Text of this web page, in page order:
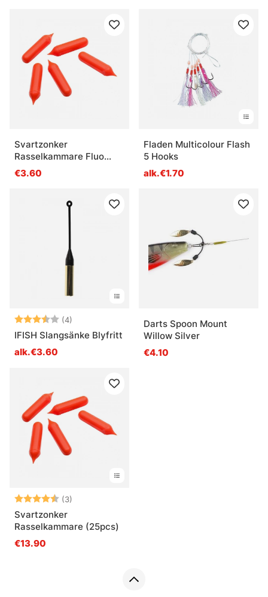
Svartzonker
Rasselkammare Fluo
Orange 5kpl
€3.60
Fladen Multicolour Flash
5 Hooks
alk.€1.70
Arvio: (4)
3.8 5:sta tähdestä
IFISH Slangsänke Blyfritt
alk.€3.60
Darts Spoon Mount
Willow Silver
€4.10
Arvio: (3)
Svartzonker
Rasselkammare (25pcs)
€13.90